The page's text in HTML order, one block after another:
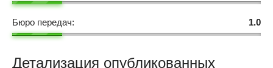
1.0
Бюро передач:
Детализация опубликованных